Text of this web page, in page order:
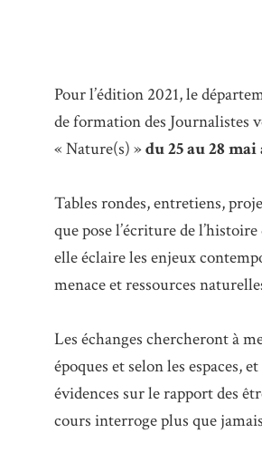
Pour l’édition 2021, le
de formation des Journalistes
« Nature(s) »du 25 au 28 mai
Tables rondes, entretiens,
que pose l’écriture de
elle éclaire les enjeux
menace et ressources
Les échanges chercheront à
époques et selon les espaces,
évidences sur le rapport des
cours interroge plus que